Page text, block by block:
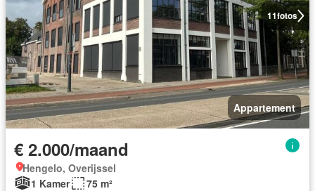
11fotos
Appartement
€ 2.000/maand
Hengelo, Overijssel
1 Kamer
75 m²